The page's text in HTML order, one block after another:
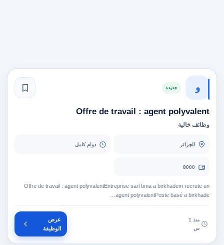
و جديدة
Offre de travail : agent polyvalent
وظائف خالية
الجزائر دوام كامل
8000
Offre de travail : agent polyvalentEntreprise sarl bma a birkhadem recrute un
agent polyvalentPoste basé a birkhade…
منذ 1
س
عرض
الوظيفة